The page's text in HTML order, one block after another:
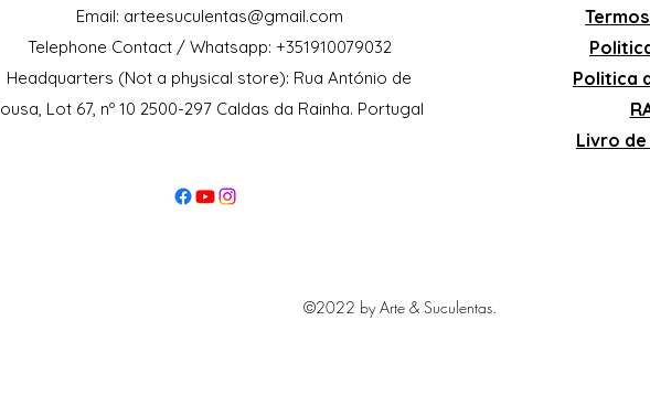
Email: arteesuculentas@gmail.com
Telephone Contact / Whatsapp: +351910079032
Headquarters (Not a physical store): Rua António de
Lot 67, nº 10 2500-297 Caldas da Rainha. Portugal
Politica
Livro
©2022 by Arte & Suculentas.